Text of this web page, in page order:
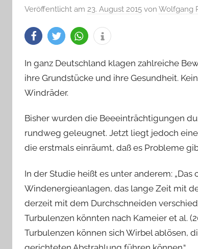
Veröffentlicht am 23. August 2015 von Wolfgang
In ganz Deutschland klagen zahlreiche
ihre Grundstücke und ihre Gesundheit.
Windräder.
Bisher wurden die Beeeinträchtigungen
rundweg geleugnet. Jetzt liegt jedoch
die erstmals einräumt, daß es Probleme
In der Studie heißt es unter anderem:
Windenergieanlagen, das lange Zeit mit
derzeit mit dem Durchschneiden
Turbulenzen könnten nach Kameier et al.
Turbulenzen können sich Wirbel ablösen,